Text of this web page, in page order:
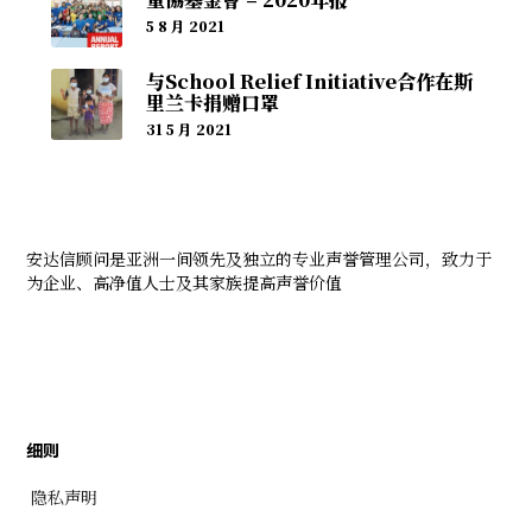
5 8 月 2021
与School Relief Initiative合作在斯
里兰卡捐赠口罩
31 5 月 2021
安达信顾问是亚洲一间领先及独立的专业声誉管理公司，致力于
为企业、高净值人士及其家族提高声誉价值
细则
隐私声明